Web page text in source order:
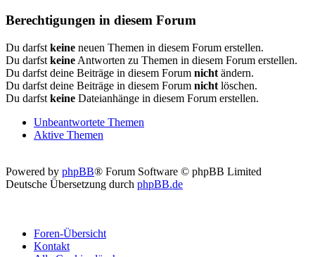
Berechtigungen in diesem Forum
Du darfst keine neuen Themen in diesem Forum erstellen.
Du darfst keine Antworten zu Themen in diesem Forum erstellen.
Du darfst deine Beiträge in diesem Forum nicht ändern.
Du darfst deine Beiträge in diesem Forum nicht löschen.
Du darfst keine Dateianhänge in diesem Forum erstellen.
Unbeantwortete Themen
Aktive Themen
Powered by phpBB® Forum Software © phpBB Limited
Deutsche Übersetzung durch phpBB.de
Foren-Übersicht
Kontakt